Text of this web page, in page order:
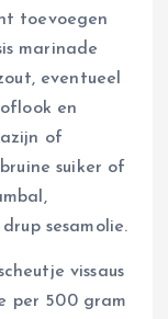
toevoegen
marinade
eventueel
en
of
suiker of
sesamolie.
vissaus
per 500 gram